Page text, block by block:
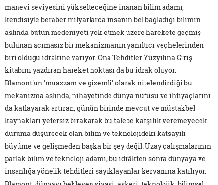
manevi seviyesini yükselteceğine inanan bilim adamı,
kendisiyle beraber milyarlarca insanın bel bağladığı bilimin
aslında bütün medeniyeti yok etmek üzere harekete geçmiş
bulunan acımasız bir mekanizmanın yanıltıcı veçhelerinden
biri olduğu idrakine varıyor. Ona Tehditler Yüzyılına Giriş
kitabını yazdıran hareket noktası da bu idrak oluyor.
Blamont'un 'muazzam ve gizemli' olarak nitelendirdiği bu
mekanizma aslında, nihayetinde dünya nüfusu ve ihtiyaçlarını
da katlayarak artıran, günün birinde mevcut ve müstakbel
kaynakları yetersiz bırakarak bu talebe karşılık veremeyecek
duruma düşürecek olan bilim ve teknolojideki katsayılı
büyüme ve gelişmeden başka bir şey değil. Uzay çalışmalarının
parlak bilim ve teknoloji adamı, bu idrâkten sonra dünyaya ve
insanlığa yönelik tehditleri sayıklayanlar kervanına katılıyor.